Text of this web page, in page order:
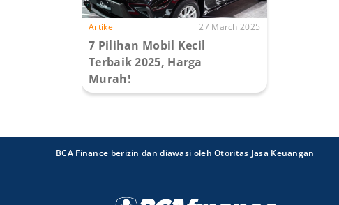
Artikel 27 March 2025
7 Pilihan Mobil Kecil
Terbaik 2025, Harga
Murah!
BCA Finance berizin dan diawasi oleh Otoritas Jasa Keuangan